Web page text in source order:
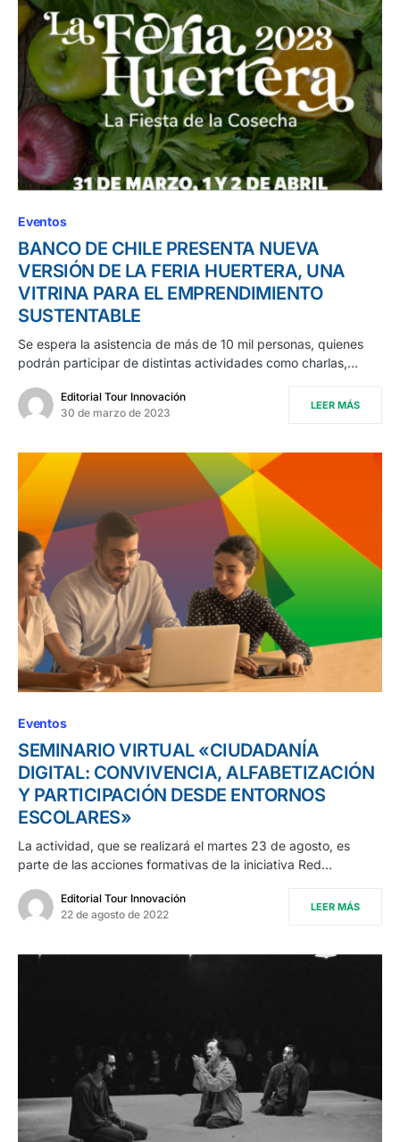
Eventos
BANCO DE CHILE PRESENTA NUEVA
VERSIÓN DE LA FERIA HUERTERA, UNA
VITRINA PARA EL EMPRENDIMIENTO
SUSTENTABLE
Se espera la asistencia de más de 10 mil personas, quienes
podrán participar de distintas actividades como charlas,…
Editorial Tour Innovación
30 de marzo de 2023
LEER MÁS
Eventos
SEMINARIO VIRTUAL «CIUDADANÍA
DIGITAL: CONVIVENCIA, ALFABETIZACIÓN
Y PARTICIPACIÓN DESDE ENTORNOS
ESCOLARES»
La actividad, que se realizará el martes 23 de agosto, es
parte de las acciones formativas de la iniciativa Red…
Editorial Tour Innovación
22 de agosto de 2022
LEER MÁS